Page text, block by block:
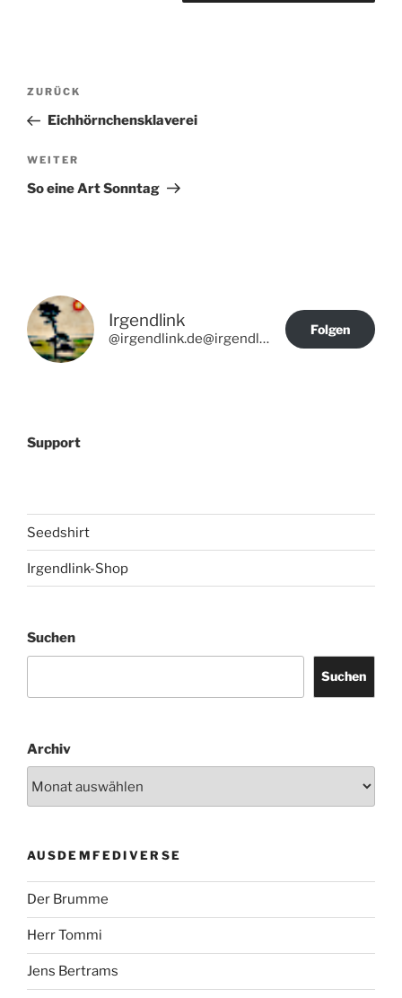
Beitragsnavigation
Vorheriger
Beitrag
ZURÜCK
Eichhörnchensklaverei
Nächster
Beitrag
WEITER
So eine Art Sonntag
Irgendlink
@irgendlink.de@irgendlink.de
Folgen
Support
Seedshirt
Irgendlink-Shop
Suchen
Suchen
Archiv
AUSDEMFEDIVERSE
Der Brumme
Herr Tommi
Jens Bertrams